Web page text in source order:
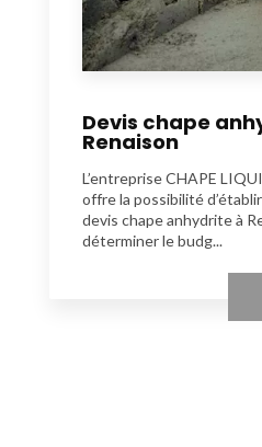
Devis chape
Renaison
L’entreprise CHAPE
offre la possibilité
devis chape anhydrite à
déterminer le budg...